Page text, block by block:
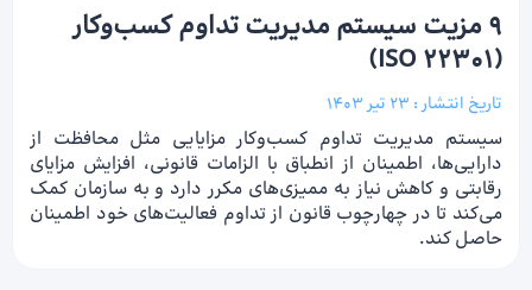
9 مزیت سیستم مدیریت تداوم کسب‌وکار
(ISO 22301)
تاریخ انتشار : 23 تیر 1403
سیستم مدیریت تداوم کسب‌وکار مزایایی مثل محافظت از
دارایی‌ها، اطمینان از انطباق با الزامات قانونی، افزایش مزایای
رقابتی و کاهش نیاز به ممیزی‌های مکرر دارد و به سازمان کمک
می‌کند تا در چهارچوب قانون از تداوم فعالیت‌های خود اطمینان
حاصل کند.